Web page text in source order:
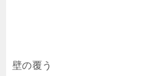
壁の覆う